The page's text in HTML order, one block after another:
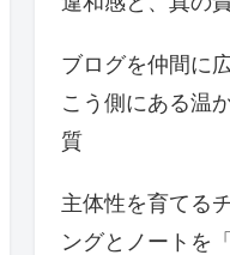
ブログを仲間に
こう側にある温
質
主体性を育てる
ングとノートを